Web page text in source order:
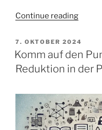
Continue reading„Der
Act
und
die
POSTED
ON
7. OKTOBER 2024
Komm auf den
Reduktion in der